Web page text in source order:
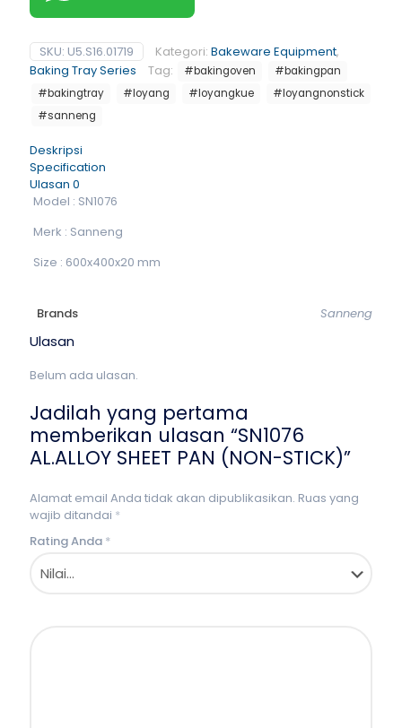
SKU: U5.S16.01719 Kategori: Bakeware Equipment,
Baking Tray Series
Tag: #bakingoven
#bakingpan
#bakingtray
#loyang #loyangkue
#loyangnonstick
#sanneng
Deskripsi
Specification
Ulasan 0
Model : SN1076
Merk : Sanneng
Size : 600x400x20 mm
Brands Sanneng
Ulasan
Belum ada ulasan.
Jadilah yang pertama
memberikan ulasan “SN1076
AL.ALLOY SHEET PAN (NON-STICK)”
Alamat email Anda tidak akan dipublikasikan. Ruas yang
wajib ditandai *
Rating Anda *